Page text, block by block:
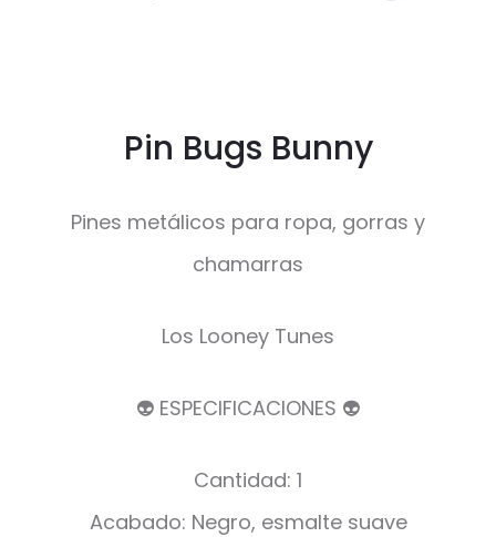
Pin Bugs Bunny
Pines metálicos para ropa, gorras y
chamarras
Los Looney Tunes
👽 ESPECIFICACIONES 👽
Cantidad: 1
Acabado: Negro, esmalte suave